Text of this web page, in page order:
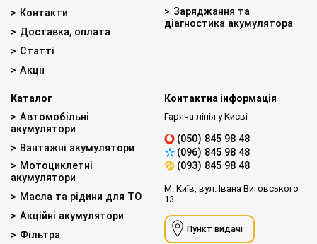
Контакти
Доставка, оплата
Статті
Акції
Заряджання та
діагностика акумулятора
Каталог
Автомобільні
акумулятори
Вантажні акумулятори
Мотоциклетні
акумулятори
Масла та рідини для ТО
Акційні акумулятори
Фільтра
Контактна інформація
Гаряча лінія у Києві
(050) 845 98 48
(096) 845 98 48
(093) 845 98 48
М. Київ, вул. Івана Виговського
13
Пункт видачі